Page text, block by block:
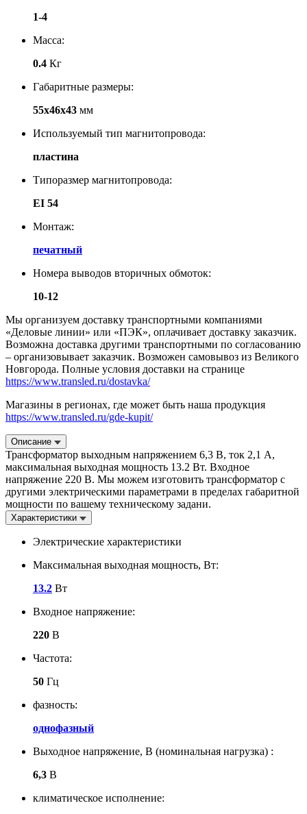
1-4
Масса:
0.4 Кг
Габаритные размеры:
55х46х43 мм
Используемый тип магнитопровода:
пластина
Типоразмер магнитопровода:
EI 54
Монтаж:
печатный
Номера выводов вторичных обмоток:
10-12
Мы организуем доставку транспортными компаниями
«Деловые линии» или «ПЭК», оплачивает доставку заказчик.
Возможна доставка другими транспортными по согласованию
– организовывает заказчик. Возможен самовывоз из Великого
Новгорода. Полные условия доставки на странице
https://www.transled.ru/dostavka/
Магазины в регионах, где может быть наша продукция
https://www.transled.ru/gde-kupit/
Описание
Трансформатор выходным напряжением 6,3 В, ток 2,1 А,
максимальная выходная мощность 13.2 Вт. Входное
напряжение 220 В. Мы можем изготовить трансформатор с
другими электрическими параметрами в пределах габаритной
мощности по вашему техническому задани.
Характеристики
Электрические характеристики
Максимальная выходная мощность, Вт:
13.2 Вт
Входное напряжение:
220 В
Частота:
50 Гц
фазность:
однофазный
Выходное напряжение, В (номинальная нагрузка) :
6,3 В
климатическое исполнение: